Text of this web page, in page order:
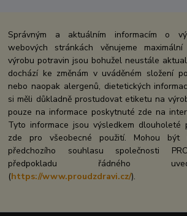
Správným a aktuálním informacím o
webových stránkách věnujeme
výrobu potravin jsou bohužel neustále
dochází ke změnám v uváděném složení
nebo naopak alergenů, dietetických
si měli důkladně prostudovat etiketu na
pouze na informace poskytnuté zde na
Tyto informace jsou výsledkem dlouholeté
zde pro všeobecné použití. Mohou být
předchozího souhlasu společnosti
předpokladu řádného
(https://www.proudzdravi.cz/).